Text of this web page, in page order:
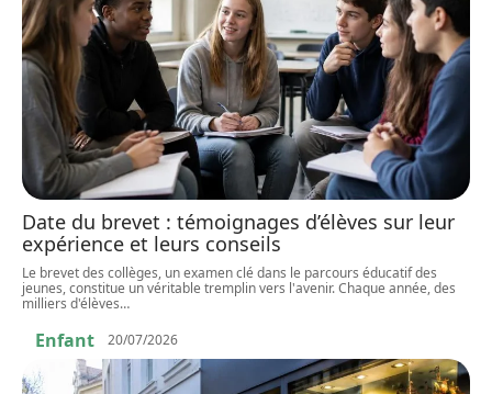
Date du brevet : témoignages d’élèves sur leur
expérience et leurs conseils
Le brevet des collèges, un examen clé dans le parcours éducatif des
jeunes, constitue un véritable tremplin vers l'avenir. Chaque année, des
milliers d'élèves…
Enfant 20/07/2026